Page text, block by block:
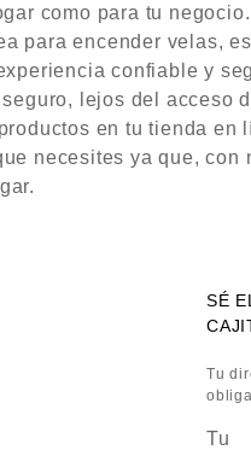
como para tu
para encender velas,
confiable y
lejos del acceso
en tu tienda
necesites ya que,
SÉ
Tu
Tu